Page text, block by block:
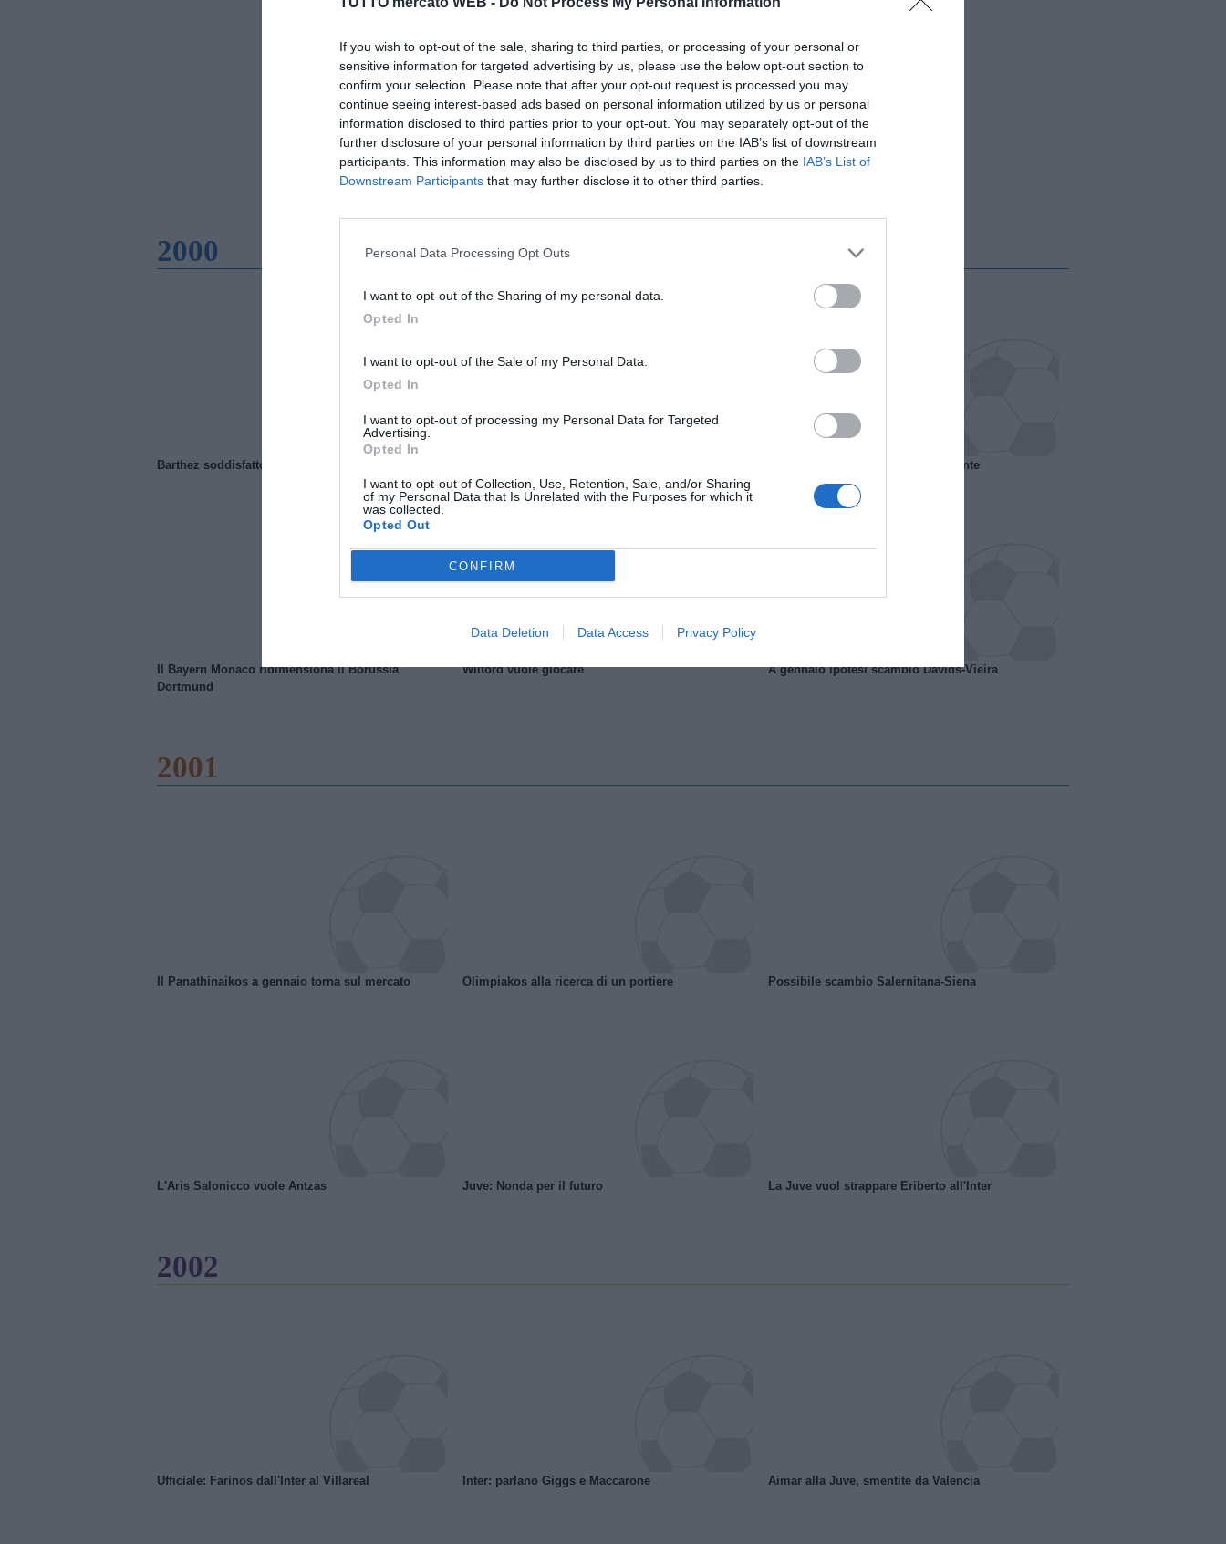
If you wish to opt-out of the sale, sharing to third parties, or processing of your personal or
sensitive information for targeted advertising by us, please use the below opt-out section to
confirm your selection. Please note that after your opt-out request is processed you may
continue seeing interest-based ads based on personal information utilized by us or personal
information disclosed to third parties prior to your opt-out. You may separately opt-out of the
further disclosure of your personal information by third parties on the IAB’s list of downstream
participants. This information may also be disclosed by us to third parties on the IAB’s List of
Downstream Participants that may further disclose it to other third parties.
Personal Data Processing Opt Outs
I want to opt-out of the Sharing of my personal data.
Opted In
I want to opt-out of the Sale of my Personal Data.
Opted In
I want to opt-out of processing my Personal Data for Targeted
Advertising.
Opted In
I want to opt-out of Collection, Use, Retention, Sale, and/or Sharing
of my Personal Data that Is Unrelated with the Purposes for which it
was collected.
Opted Out
CONFIRM
Data Deletion Data Access Privacy Policy
2000
Barthez soddisfatto del Manchester United Francia, il Marsiglia senza presidente
Il Bayern Monaco ridimensiona il Borussia
Dortmund
Wiltord vuole giocare A gennaio ipotesi scambio Davids-Vieira
2001
Il Panathinaikos a gennaio torna sul mercato Olimpiakos alla ricerca di un portiere Possibile scambio Salernitana-Siena
L'Aris Salonicco vuole Antzas Juve: Nonda per il futuro La Juve vuol strappare Eriberto all'Inter
2002
Ufficiale: Farinos dall'Inter al Villareal Inter: parlano Giggs e Maccarone Aimar alla Juve, smentite da Valencia